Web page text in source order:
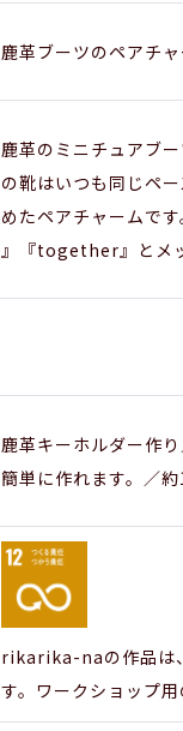
鹿革ブーツのペアチ
鹿革のミニチュアブ
の靴はいつも同じペ
めたペアチャームで
』『together』とメ
鹿革キーホルダー作
簡単に作れます。／
rikarika-naの作品は
す。ワークショップ